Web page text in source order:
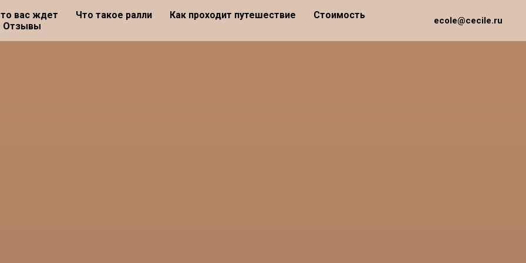
вас ждет Что такое ралли Как проходит путешествие
Стоимость
Отзывы
ecole@cecile.ru